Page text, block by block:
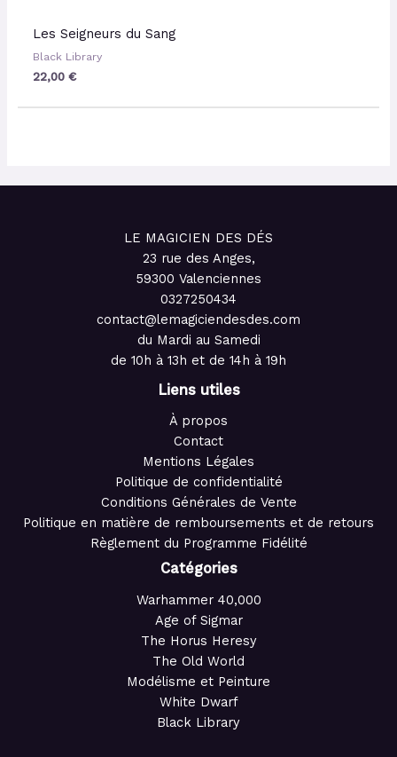
Les Seigneurs du Sang
Black Library
22,00€
LE MAGICIEN DES DÉS
23 rue des Anges,
59300 Valenciennes
0327250434
contact@lemagiciendesdes.com
du Mardi au Samedi
de 10h à 13h et de 14h à 19h
Liens utiles
À propos
Contact
Mentions Légales
Politique de confidentialité
Conditions Générales de Vente
Politique en matière de remboursements et de retours
Règlement du Programme Fidélité
Catégories
Warhammer 40,000
Age of Sigmar
The Horus Heresy
The Old World
Modélisme et Peinture
White Dwarf
Black Library